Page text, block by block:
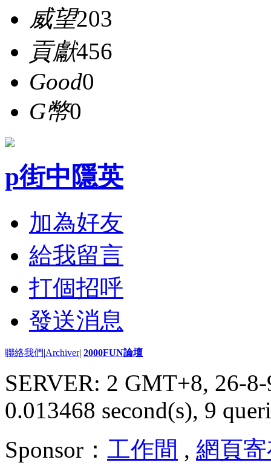
威望203
貢獻456
Good0
G幣0
p街中隱英
加為好友
給我留言
打個招呼
發送消息
聯絡我們|Archiver| 2000FUN論壇
SERVER: 2 GMT+8, 26-
0.013468 second(s), 9
Sponsor： 工作間 , 網頁